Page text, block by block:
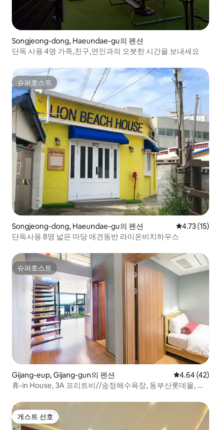
Songjeong-dong, Haeundae-gu의 펜션
단독 사용 4명 가족,친구,연인과의 오붓한 시간을 보내세요
슈퍼호스트
슈퍼호스트
Songjeong-dong, Haeundae-gu의 펜션 평점 4.73점
4.73 (15)
단독사용 8명 넓은 마당 애견동반 라이온비치하우스
슈퍼호스트
슈퍼호스트
Gijang-eup, Gijang-gun의 펜션 평점 4.64점(5
4.64 (42)
휴-in House, 3A 프리트비//송정해수욕장, 동부산롯데몰, 용
게스트 선호
게스트 선호